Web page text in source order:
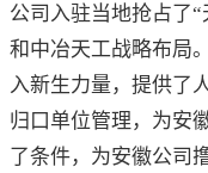
公司入驻当地抢占了
和中冶天工战略布局
入新生力量，提供了
归口单位管理，为安
了条件，为安徽公司